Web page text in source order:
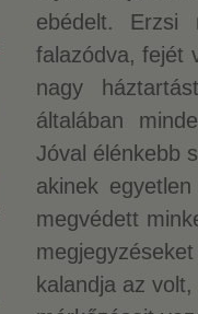
ebédelt. Erzsi
falazódva, fejét
nagy
általában
Jóval élénkebb
akinek
megvédett
kalandja az